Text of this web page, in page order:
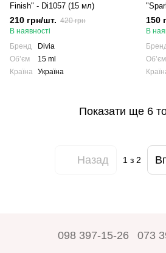
Finish" - Di1057 (15 мл)
210 грн/шт. 420 грн
В наявності
Бренд
Divia
Обʼєм
15 ml
Країна Україна
150
В
Обʼєм
Показати ще 6
Назад 1 з 2
098 397-15-26 073